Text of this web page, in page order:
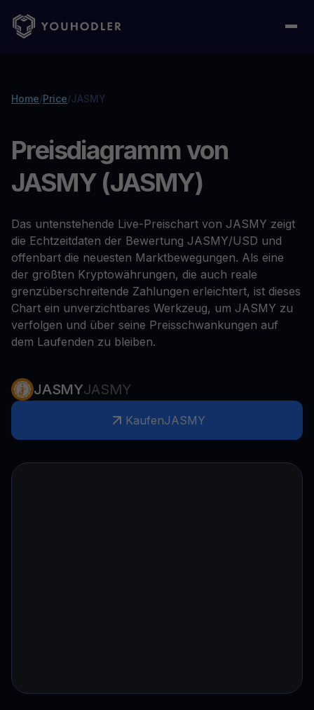
Home/Price/JASMY
Preisdiagramm von
JASMY (JASMY)
Das untenstehende Live-Preischart von JASMY zeigt
die Echtzeitdaten der Bewertung JASMY/USD und
offenbart die neuesten Marktbewegungen. Als eine
der größten Kryptowährungen, die auch reale
grenzüberschreitende Zahlungen erleichtert, ist dieses
Chart ein unverzichtbares Werkzeug, um JASMY zu
verfolgen und über seine Preisschwankungen auf
dem Laufenden zu bleiben.
JASMYJASMY
KaufenJASMY